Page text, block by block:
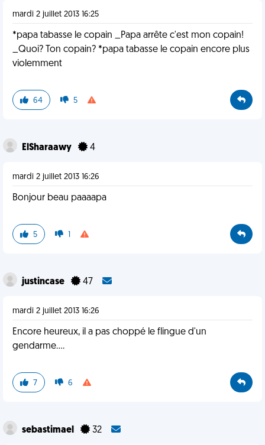
mardi 2 juillet 2013 16:25
*papa tabasse le copain _Papa arrête c'est mon copain!
_Quoi? Ton copain? *papa tabasse le copain encore plus
violemment
64 5
ElSharaawy 4
mardi 2 juillet 2013 16:26
Bonjour beau paaaapa
5 1
justincase 47
mardi 2 juillet 2013 16:26
Encore heureux, il a pas choppé le flingue d'un
gendarme....
7 6
sebastimael 32